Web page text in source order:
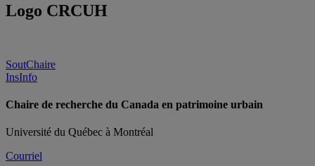
Logo CRCUH
SoutChaire
InsInfo
Chaire de recherche du Canada en patrimoine urbain
Université du Québec à Montréal
Courriel